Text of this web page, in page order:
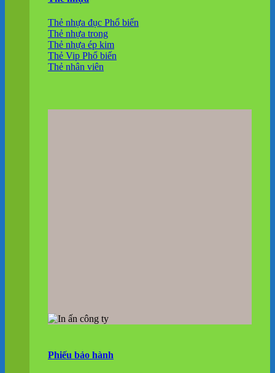
Thẻ nhựa đục
Thẻ nhựa trong
Thẻ nhựa ép kim
Thẻ Vip
Thẻ nhân viên
Phiếu bảo hành